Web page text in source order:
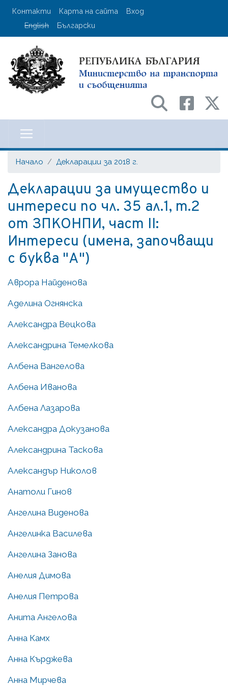
Премини
User account menu
Контакти Карта на сайта
Вход
English
Български
на транспорта
Начало Декларации за 2018 г.
Декларации за имущество и
интереси по чл. 35 ал.1, т.2
от ЗПКОНПИ, част II:
Интереси (имена, започващи
с буква "А")
Аврора Найденова
Аделина Огнянска
Александра Вецкова
Александрина Темелкова
Албена Вангелова
Албена Иванова
Албена Лазарова
Александра Докузанова
Александрина Таскова
Александър Николов
Анатоли Гинов
Ангелина Виденова
Ангелинка Василева
Ангелина Занова
Анелия Димова
Анелия Петрова
Анита Ангелова
Анна Камх
Анна Кърджева
Анна Мирчева